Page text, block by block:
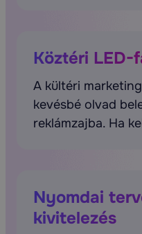
Köztéri LED-
A kültéri
kevésbé olvad
reklámzajba. Ha
Nyomdai
kivitelezés